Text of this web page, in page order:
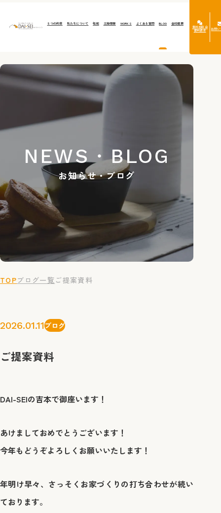
５つの約束 私たちについて 性能 土地情報 WORKS よくある質問 BLOG 会社概要
無料相談会
資料請求 お問い
NEWS・BLOG
お知らせ・ブログ
TOPブログ一覧ご提案資料
2026.01.11ブログ
ご提案資料
DAI-SEIの吉本で御座います！
あけましておめでとうございます！
今年もどうぞよろしくお願いいたします！
年明け早々、さっそくお家づくりの打ち合わせが続い
ております。